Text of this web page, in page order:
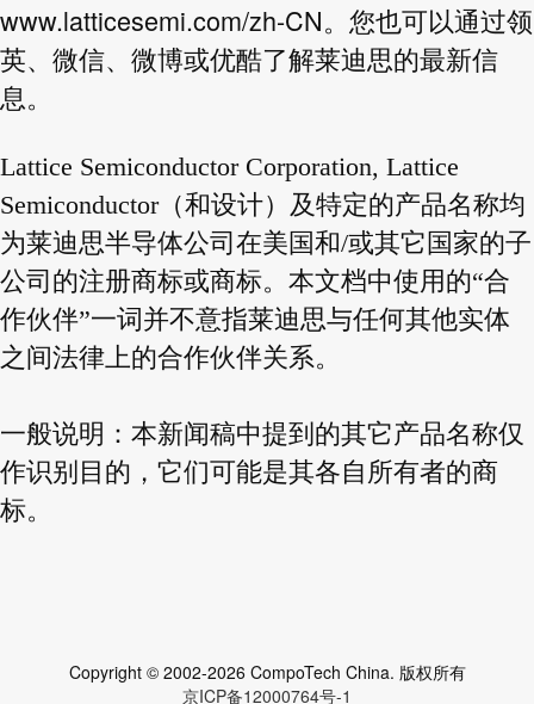
www.latticesemi.com/zh-CN。您也可以通过领
英、微信、微博或优酷了解莱迪思的最新信
息。
Lattice Semiconductor Corporation, Lattice
Semiconductor（和设计）及特定的产品名称均
为莱迪思半导体公司在美国和/或其它国家的子
公司的注册商标或商标。本文档中使用的“合
作伙伴”一词并不意指莱迪思与任何其他实体
之间法律上的合作伙伴关系。
一般说明：本新闻稿中提到的其它产品名称仅
作识别目的，它们可能是其各自所有者的商
标。
Copyright © 2002-2026 CompoTech China. 版权所有
京ICP备12000764号-1